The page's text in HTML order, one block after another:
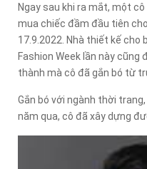
Ngay sau khi ra mắt, một
mua chiếc đầm đầu tiên
17.9.2022. Nhà thiết kế cho
Fashion Week lần này
thành mà cô đã gắn bó từ
Gắn bó với ngành thời
năm qua, cô đã xây dựng